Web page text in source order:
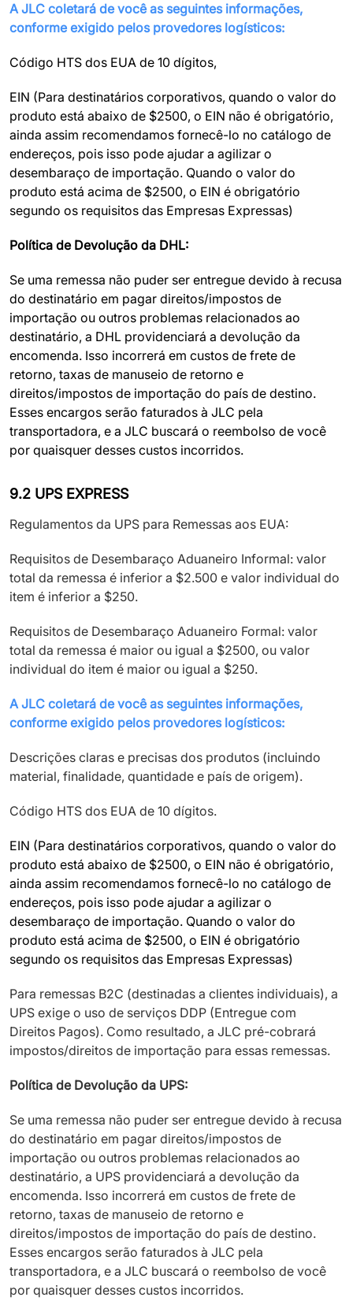
A JLC coletará de você as seguintes informações,
conforme exigido pelos provedores logísticos:
Código HTS dos EUA de 10 dígitos,
EIN (Para destinatários corporativos, quando o valor do
produto está abaixo de $2500, o EIN não é obrigatório,
ainda assim recomendamos fornecê-lo no catálogo de
endereços, pois isso pode ajudar a agilizar o
desembaraço de importação. Quando o valor do
produto está acima de $2500, o EIN é obrigatório
segundo os requisitos das Empresas Expressas)
Política de Devolução da DHL:
Se uma remessa não puder ser entregue devido à recusa
do destinatário em pagar direitos/impostos de
importação ou outros problemas relacionados ao
destinatário, a DHL providenciará a devolução da
encomenda. Isso incorrerá em custos de frete de
retorno, taxas de manuseio de retorno e
direitos/impostos de importação do país de destino.
Esses encargos serão faturados à JLC pela
transportadora, e a JLC buscará o reembolso de você
por quaisquer desses custos incorridos.
9.2 UPS EXPRESS
Regulamentos da UPS para Remessas aos EUA:
Requisitos de Desembaraço Aduaneiro Informal: valor
total da remessa é inferior a $2.500 e valor individual do
item é inferior a $250.
Requisitos de Desembaraço Aduaneiro Formal: valor
total da remessa é maior ou igual a $2500, ou valor
individual do item é maior ou igual a $250.
A JLC coletará de você as seguintes informações,
conforme exigido pelos provedores logísticos:
Descrições claras e precisas dos produtos (incluindo
material, finalidade, quantidade e país de origem).
Código HTS dos EUA de 10 dígitos.
EIN (Para destinatários corporativos, quando o valor do
produto está abaixo de $2500, o EIN não é obrigatório,
ainda assim recomendamos fornecê-lo no catálogo de
endereços, pois isso pode ajudar a agilizar o
desembaraço de importação. Quando o valor do
produto está acima de $2500, o EIN é obrigatório
segundo os requisitos das Empresas Expressas)
Para remessas B2C (destinadas a clientes individuais), a
UPS exige o uso de serviços DDP (Entregue com
Direitos Pagos). Como resultado, a JLC pré-cobrará
impostos/direitos de importação para essas remessas.
Política de Devolução da UPS:
Se uma remessa não puder ser entregue devido à recusa
do destinatário em pagar direitos/impostos de
importação ou outros problemas relacionados ao
destinatário, a UPS providenciará a devolução da
encomenda. Isso incorrerá em custos de frete de
retorno, taxas de manuseio de retorno e
direitos/impostos de importação do país de destino.
Esses encargos serão faturados à JLC pela
transportadora, e a JLC buscará o reembolso de você
por quaisquer desses custos incorridos.